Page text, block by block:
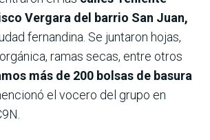
Vergara del barrio San Juan,
fernandina. Se juntaron hojas,
ramas secas, entre otros
más de 200 bolsas de basura
el vocero del grupo en